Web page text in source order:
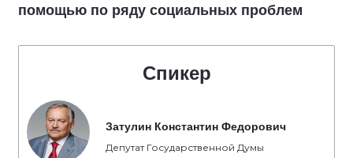
помощью по ряду социальных проблем
Спикер
Затулин Константин Федорович
Депутат Государственной Думы